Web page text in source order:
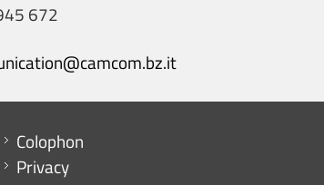
672
Menu footer
Colophon
Privacy